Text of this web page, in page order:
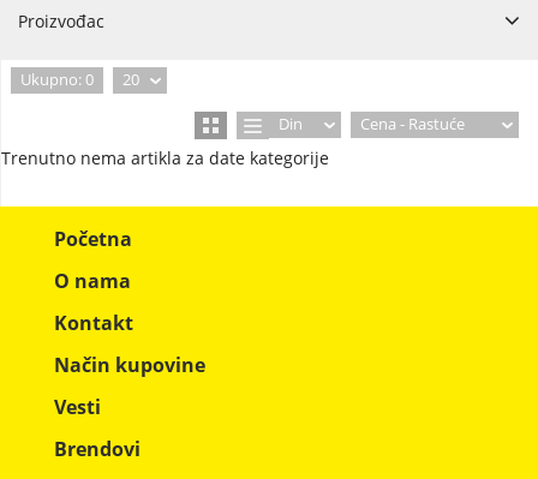
Proizvođac
Ukupno: 0 20
Din Cena - Rastuće
Trenutno nema artikla za date kategorije
Početna
O nama
Kontakt
Način kupovine
Vesti
Brendovi